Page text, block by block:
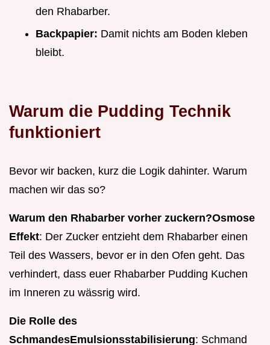
den Rhabarber.
Backpapier: Damit nichts am Boden kleben
bleibt.
Warum die Pudding Technik
funktioniert
Bevor wir backen, kurz die Logik dahinter. Warum
machen wir das so?
Warum den Rhabarber vorher zuckern?Osmose
Effekt: Der Zucker entzieht dem Rhabarber einen
Teil des Wassers, bevor er in den Ofen geht. Das
verhindert, dass euer Rhabarber Pudding Kuchen
im Inneren zu wässrig wird.
Die Rolle des
SchmandesEmulsionsstabilisierung: Schmand